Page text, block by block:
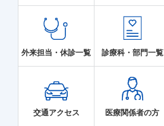
外来担当・休診一覧 診療科・部門一覧
交通アクセス 医療関係者の方